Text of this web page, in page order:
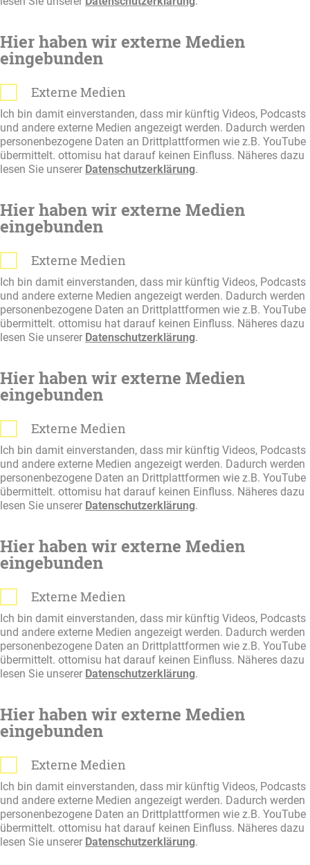
Hier haben wir externe Medien
eingebunden
Externe Medien
Ich bin damit einverstanden, dass mir künftig Videos, Podcasts
und andere externe Medien angezeigt werden. Dadurch werden
personenbezogene Daten an Drittplattformen wie z.B. YouTube
übermittelt. ottomisu hat darauf keinen Einfluss. Näheres dazu
lesen Sie unserer Datenschutzerklärung.
Hier haben wir externe Medien
eingebunden
Externe Medien
Ich bin damit einverstanden, dass mir künftig Videos, Podcasts
und andere externe Medien angezeigt werden. Dadurch werden
personenbezogene Daten an Drittplattformen wie z.B. YouTube
übermittelt. ottomisu hat darauf keinen Einfluss. Näheres dazu
lesen Sie unserer Datenschutzerklärung.
Hier haben wir externe Medien
eingebunden
Externe Medien
Ich bin damit einverstanden, dass mir künftig Videos, Podcasts
und andere externe Medien angezeigt werden. Dadurch werden
personenbezogene Daten an Drittplattformen wie z.B. YouTube
übermittelt. ottomisu hat darauf keinen Einfluss. Näheres dazu
lesen Sie unserer Datenschutzerklärung.
Hier haben wir externe Medien
eingebunden
Externe Medien
Ich bin damit einverstanden, dass mir künftig Videos, Podcasts
und andere externe Medien angezeigt werden. Dadurch werden
personenbezogene Daten an Drittplattformen wie z.B. YouTube
übermittelt. ottomisu hat darauf keinen Einfluss. Näheres dazu
lesen Sie unserer Datenschutzerklärung.
Hier haben wir externe Medien
eingebunden
Externe Medien
Ich bin damit einverstanden, dass mir künftig Videos, Podcasts
und andere externe Medien angezeigt werden. Dadurch werden
personenbezogene Daten an Drittplattformen wie z.B. YouTube
übermittelt. ottomisu hat darauf keinen Einfluss. Näheres dazu
lesen Sie unserer Datenschutzerklärung.